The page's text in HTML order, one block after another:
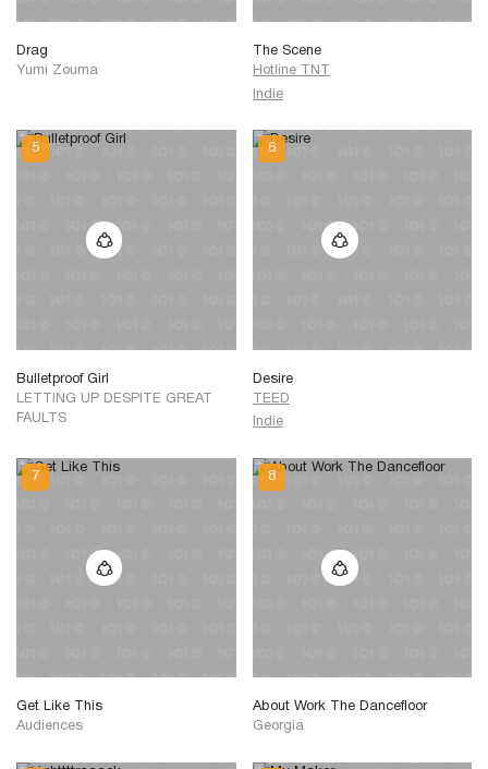
Drag
Yumi Zouma
The Scene
Hotline TNT
Indie
Bulletproof Girl
LETTING UP DESPITE GREAT
FAULTS
Desire
TEED
Indie
Get Like This
Audiences
About Work The Dancefloor
Georgia